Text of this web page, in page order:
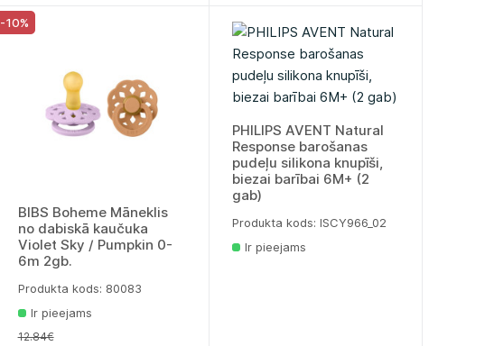
-10%
BIBS Boheme Māneklis
no dabiskā kaučuka
Violet Sky / Pumpkin 0-
6m 2gb.
Produkta kods: 80083
Ir pieejams
12.84€
PHILIPS AVENT Natural
Response barošanas
pudeļu silikona knupīši,
biezai barībai 6M+ (2
gab)
Produkta kods: lSCY966_02
Ir pieejams